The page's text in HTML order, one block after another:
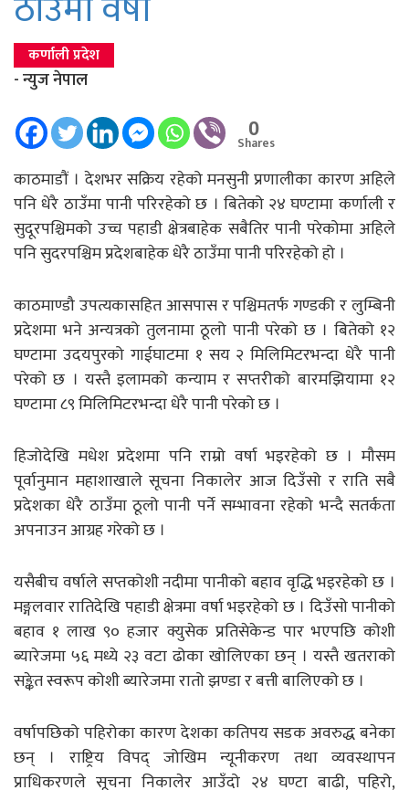
कर्णाली प्रदेश
- न्युज नेपाल
0
Shares
काठमाडौं । देशभर सक्रिय रहेको मनसुनी प्रणालीका कारण अहिले
पनि धेरै ठाउँमा पानी परिरहेको छ । बितेको २४ घण्टामा कर्णाली र
सुदूरपश्चिमको उच्च पहाडी क्षेत्रबाहेक सबैतिर पानी परेकोमा अहिले
पनि सुदरपश्चिम प्रदेशबाहेक धेरै ठाउँमा पानी परिरहेको हो ।
काठमाण्डौ उपत्यकासहित आसपास र पश्चिमतर्फ गण्डकी र लुम्बिनी
प्रदेशमा भने अन्यत्रको तुलनामा ठूलो पानी परेको छ । बितेको १२
घण्टामा उदयपुरको गाईघाटमा १ सय २ मिलिमिटरभन्दा धेरै पानी
परेको छ । यस्तै इलामको कन्याम र सप्तरीको बारमझियामा १२
घण्टामा ८९ मिलिमिटरभन्दा धेरै पानी परेको छ ।
हिजोदेखि मधेश प्रदेशमा पनि राम्रो वर्षा भइरहेको छ । मौसम
पूर्वानुमान महाशाखाले सूचना निकालेर आज दिउँसो र राति सबै
प्रदेशका धेरै ठाउँमा ठूलो पानी पर्ने सम्भावना रहेको भन्दै सतर्कता
अपनाउन आग्रह गरेको छ ।
यसैबीच वर्षाले सप्तकोशी नदीमा पानीको बहाव वृद्धि भइरहेको छ ।
मङ्गलवार रातिदेखि पहाडी क्षेत्रमा वर्षा भइरहेको छ । दिउँसो पानीको
बहाव १ लाख ९० हजार क्युसेक प्रतिसेकेन्ड पार भएपछि कोशी
ब्यारेजमा ५६ मध्ये २३ वटा ढोका खोलिएका छन् । यस्तै खतराको
सङ्केत स्वरूप कोशी ब्यारेजमा रातो झण्डा र बत्ती बालिएको छ ।
वर्षापछिको पहिरोका कारण देशका कतिपय सडक अवरुद्ध बनेका
छन् । राष्ट्रिय विपद् जोखिम न्यूनीकरण तथा व्यवस्थापन
प्राधिकरणले सूचना निकालेर आउँदो २४ घण्टा बाढी, पहिरो,